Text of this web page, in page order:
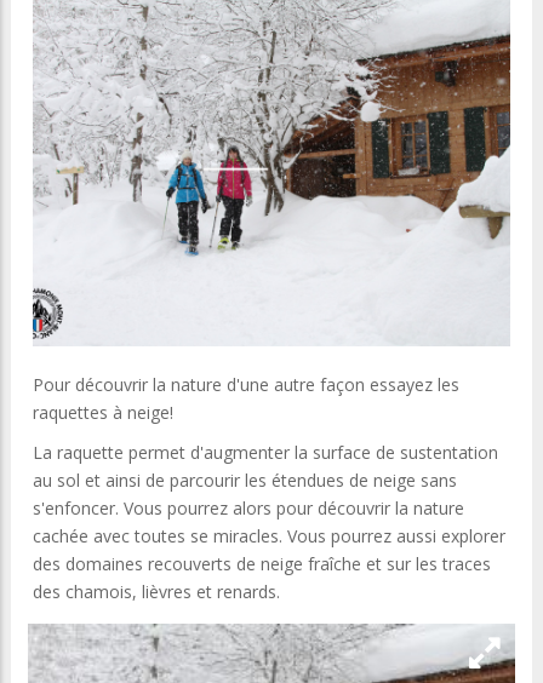
Pour découvrir la nature d'une autre façon essayez les
raquettes à neige!
La raquette permet d'augmenter la surface de sustentation
au sol et ainsi de parcourir les étendues de neige sans
s'enfoncer. Vous pourrez alors pour découvrir la nature
cachée avec toutes se miracles. Vous pourrez aussi explorer
des domaines recouverts de neige fraîche et sur les traces
des chamois, lièvres et renards.